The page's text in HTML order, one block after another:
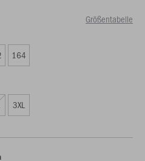
Größentabelle
164
3XL